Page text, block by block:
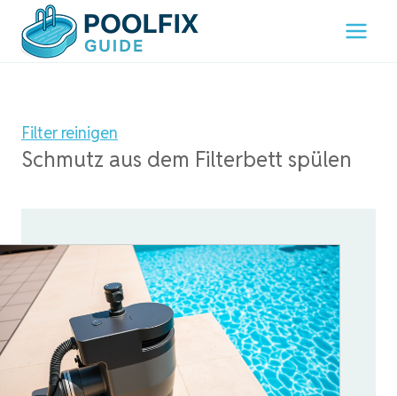
Inhalt
springen
Filter reinigen
Schmutz aus dem Filterbett spülen